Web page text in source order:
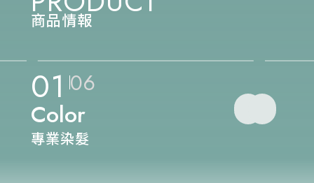
商品情報
01 06
Color
專業染髮